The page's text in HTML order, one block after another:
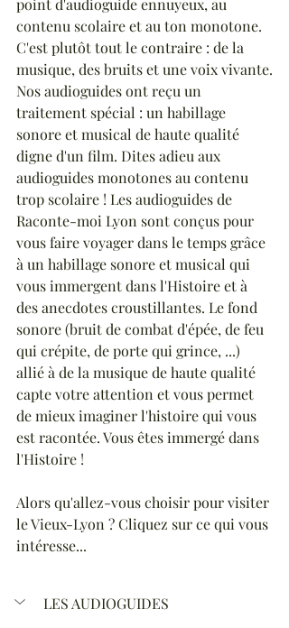
point d'audioguide ennuyeux, au
contenu scolaire et au ton monotone.
C'est plutôt tout le contraire : de la
musique, des bruits et une voix vivante.
Nos audioguides ont reçu un
traitement spécial : un habillage
sonore et musical de haute qualité
digne d'un film. Dites adieu aux
audioguides monotones au contenu
trop scolaire ! Les audioguides de
Raconte-moi Lyon sont conçus pour
vous faire voyager dans le temps grâce
à un habillage sonore et musical qui
vous immergent dans l'Histoire et à
des anecdotes croustillantes. Le fond
sonore (bruit de combat d'épée, de feu
qui crépite, de porte qui grince, ...)
allié à de la musique de haute qualité
capte votre attention et vous permet
de mieux imaginer l'histoire qui vous
est racontée. Vous êtes immergé dans
l'Histoire !
Alors qu'allez-vous choisir pour visiter
le Vieux-Lyon ? Cliquez sur ce qui vous
intéresse...
LES AUDIOGUIDES